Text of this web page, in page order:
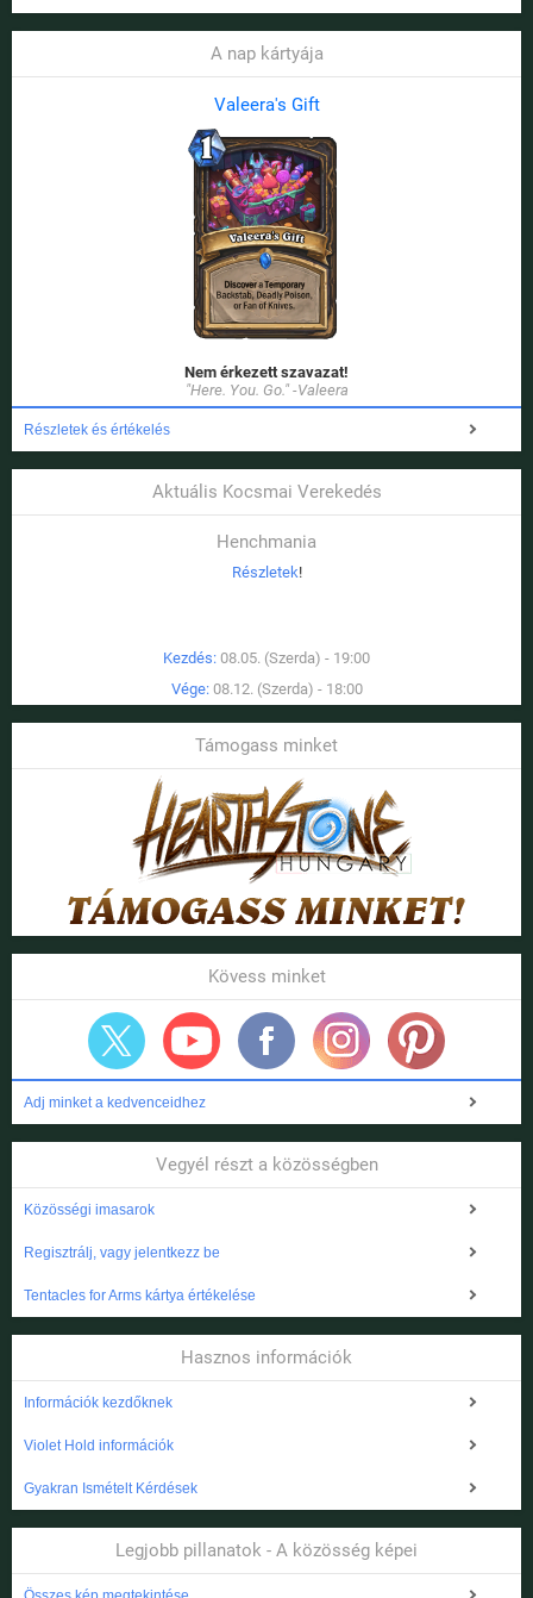
A nap kártyája
Valeera's Gift
Nem érkezett szavazat!
"Here. You. Go." -Valeera
Részletek és értékelés
Aktuális Kocsmai Verekedés
Henchmania
Részletek!
Kezdés: 08.05. (Szerda) - 19:00
Vége: 08.12. (Szerda) - 18:00
Támogass minket
Kövess minket
Adj minket a kedvenceidhez
Vegyél részt a közösségben
Közösségi imasarok
Regisztrálj, vagy jelentkezz be
Tentacles for Arms kártya értékelése
Hasznos információk
Információk kezdőknek
Violet Hold információk
Gyakran Ismételt Kérdések
Legjobb pillanatok - A közösség képei